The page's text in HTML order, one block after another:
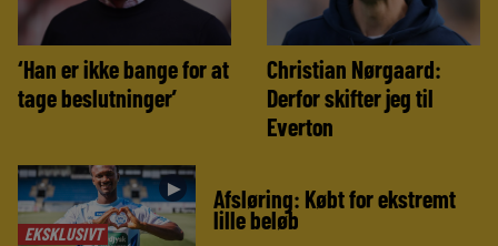
‘Han er ikke bange for at
tage beslutninger’
Christian Nørgaard:
Derfor skifter jeg til
Everton
EKSKLUSIVT
► Afsløring: Købt for ekstremt
lille beløb